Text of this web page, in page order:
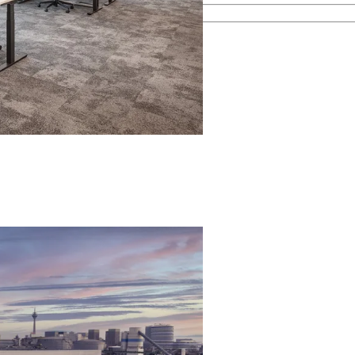
Immobilienprozess.
kennen.